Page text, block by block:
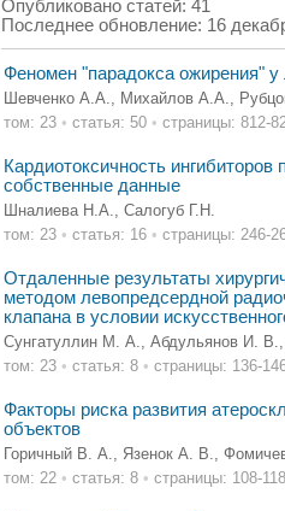
Опубликовано статей: 41
Последнее обновление: 16
Феномен "парадокса ожирения"
Шевченко А.А., Михайлов А.А.,
том: 23 • статья: 50 • страницы: 812-
Кардиотоксичность
собственные данные
Шналиева Н.А., Салогуб Г.Н.
том: 23 • статья: 16 • страницы: 246-
Отдаленные результаты
методом левопредсердной
клапана в условии
Сунгатуллин М. А., Абдульянов И.
том: 23 • статья: 8 • страницы: 136-
Факторы риска развития
объектов
Горичный В. А., Язенок А. В.,
том: 22 • статья: 8 • страницы: 108-118